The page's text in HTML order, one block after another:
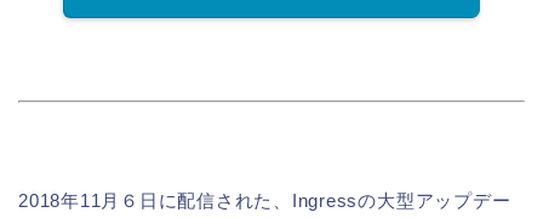
2018年11月６日に配信された、Ingressの大型アップデー